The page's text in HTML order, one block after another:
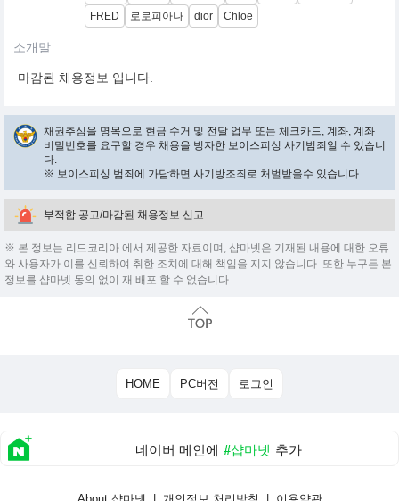
FRED
로로피아나 dior Chloe
소개말
마감된 채용정보 입니다.
채권추심을 명목으로 현금 수거 및 전달 업무 또는 체크카드, 계좌, 계좌
비밀번호를 요구할 경우 채용을 빙자한 보이스피싱 사기범죄일 수 있습니
다.
※ 보이스피싱 범죄에 가담하면 사기방조죄로 처벌받을수 있습니다.
부적합 공고/마감된 채용정보 신고
※ 본 정보는 리드코리아 에서 제공한 자료이며, 샵마넷은 기재된 내용에 대한 오류
와 사용자가 이를 신뢰하여 취한 조치에 대해 책임을 지지 않습니다. 또한 누구든 본
정보를 샵마넷 동의 없이 재 배포 할 수 없습니다.
HOME PC버전 로그인
네이버 메인에 #샵마넷 추가